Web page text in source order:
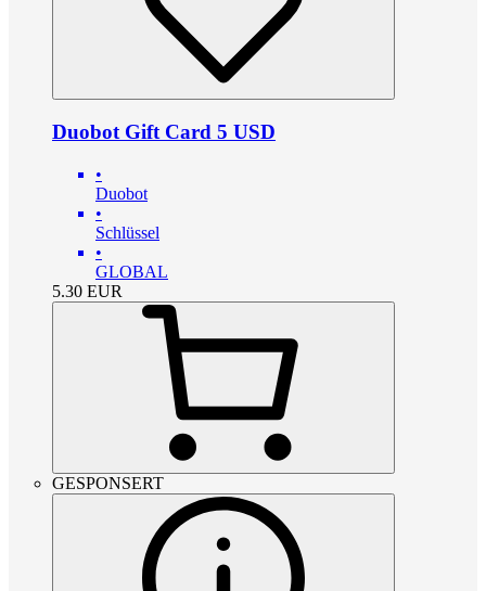
Duobot Gift Card 5 USD
•
Duobot
•
Schlüssel
•
GLOBAL
5.30 EUR
GESPONSERT